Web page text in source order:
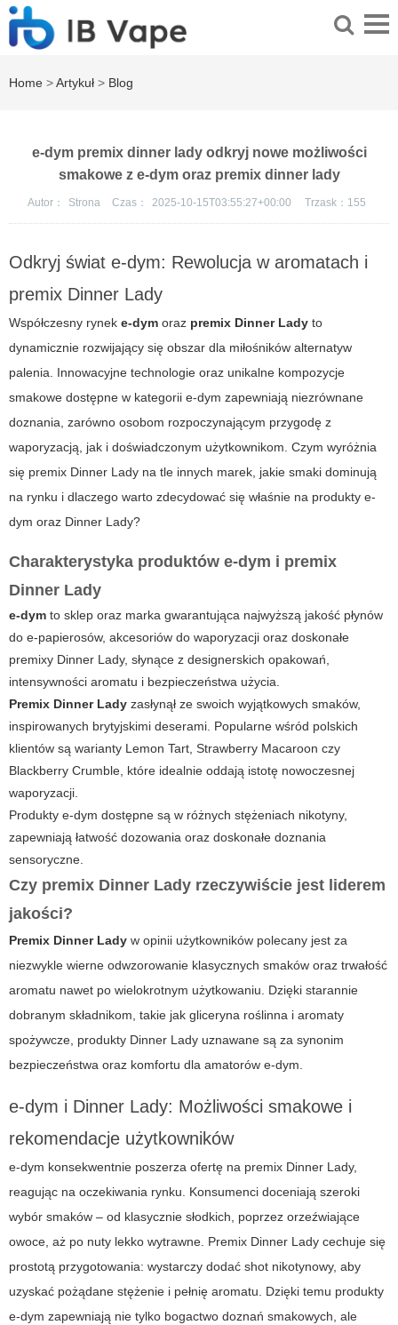
Home >Artykuł > Blog
e-dym premix dinner lady odkryj nowe możliwości
smakowe z e-dym oraz premix dinner lady
Autor： Strona Czas： 2025-10-15T03:55:27+00:00 Trzask： 155
Odkryj świat e-dym: Rewolucja w aromatach i
premix Dinner Lady
Współczesny rynek e-dym oraz premix Dinner Lady to
dynamicznie rozwijający się obszar dla miłośników alternatyw
palenia. Innowacyjne technologie oraz unikalne kompozycje
smakowe dostępne w kategorii e-dym zapewniają niezrównane
doznania, zarówno osobom rozpoczynającym przygodę z
waporyzacją, jak i doświadczonym użytkownikom. Czym wyróżnia
się premix Dinner Lady na tle innych marek, jakie smaki dominują
na rynku i dlaczego warto zdecydować się właśnie na produkty e-
dym oraz Dinner Lady?
Charakterystyka produktów e-dym i premix
Dinner Lady
e-dym to sklep oraz marka gwarantująca najwyższą jakość płynów
do e-papierosów, akcesoriów do waporyzacji oraz doskonałe
premixy Dinner Lady, słynące z designerskich opakowań,
intensywności aromatu i bezpieczeństwa użycia.
Premix Dinner Lady zasłynął ze swoich wyjątkowych smaków,
inspirowanych brytyjskimi deserami. Popularne wśród polskich
klientów są warianty Lemon Tart, Strawberry Macaroon czy
Blackberry Crumble, które idealnie oddają istotę nowoczesnej
waporyzacji.
Produkty e-dym dostępne są w różnych stężeniach nikotyny,
zapewniają łatwość dozowania oraz doskonałe doznania
sensoryczne.
Czy premix Dinner Lady rzeczywiście jest liderem
jakości?
Premix Dinner Lady w opinii użytkowników polecany jest za
niezwykle wierne odwzorowanie klasycznych smaków oraz trwałość
aromatu nawet po wielokrotnym użytkowaniu. Dzięki starannie
dobranym składnikom, takie jak gliceryna roślinna i aromaty
spożywcze, produkty Dinner Lady uznawane są za synonim
bezpieczeństwa oraz komfortu dla amatorów e-dym.
e-dym i Dinner Lady: Możliwości smakowe i
rekomendacje użytkowników
e-dym konsekwentnie poszerza ofertę na premix Dinner Lady,
reagując na oczekiwania rynku. Konsumenci doceniają szeroki
wybór smaków – od klasycznie słodkich, poprzez orzeźwiające
owoce, aż po nuty lekko wytrawne. Premix Dinner Lady cechuje się
prostotą przygotowania: wystarczy dodać shot nikotynowy, aby
uzyskać pożądane stężenie i pełnię aromatu. Dzięki temu produkty
e-dym zapewniają nie tylko bogactwo doznań smakowych, ale